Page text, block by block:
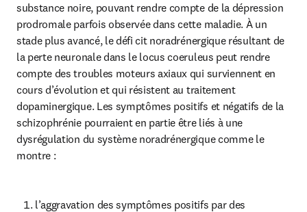
substance noire, pouvant rendre compte de la dépression
prodromale parfois observée dans cette maladie. À un
stade plus avancé, le défi cit noradrénergique résultant de
la perte neuronale dans le locus coeruleus peut rendre
compte des troubles moteurs axiaux qui surviennent en
cours d’évolution et qui résistent au traitement
dopaminergique. Les symptômes positifs et négatifs de la
schizophrénie pourraient en partie être liés à une
dysrégulation du système noradrénergique comme le
montre :
l’aggravation des symptômes positifs par des